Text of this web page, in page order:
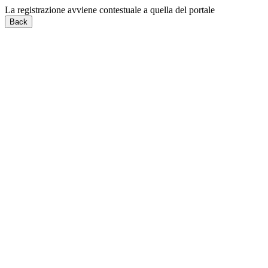
La registrazione avviene contestuale a quella del portale
Back